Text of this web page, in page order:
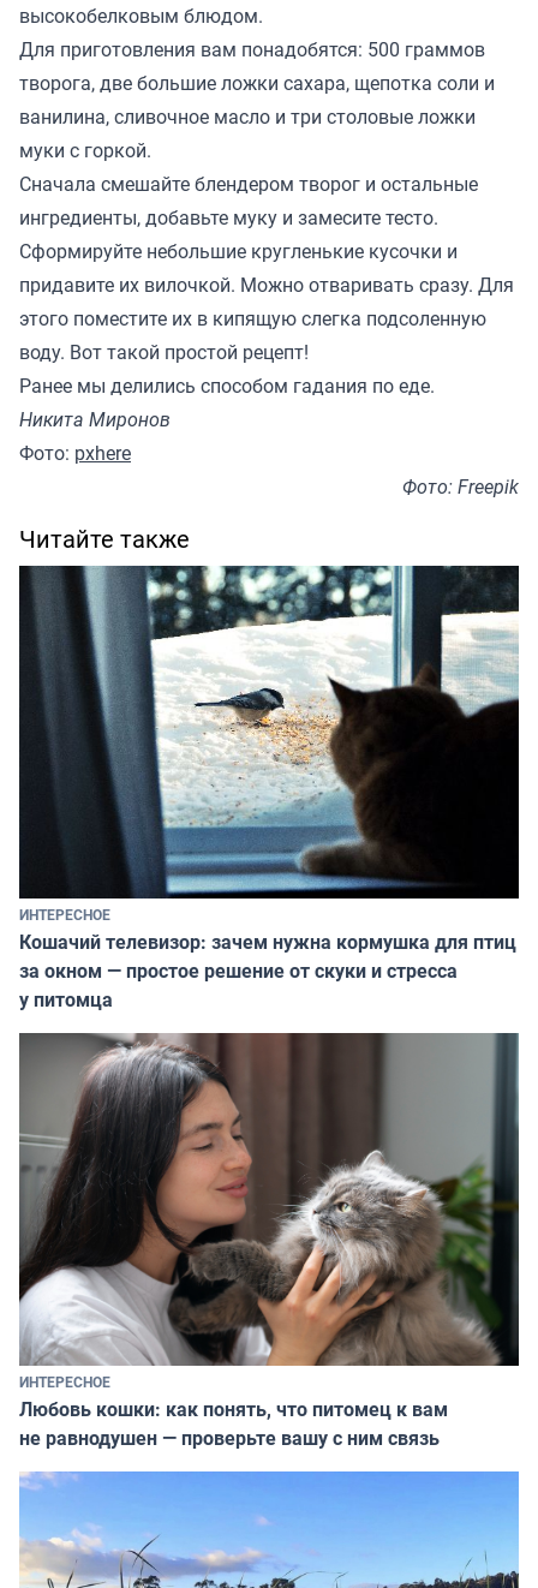
высокобелковым блюдом.
Для приготовления вам понадобятся: 500 граммов
творога, две большие ложки сахара, щепотка соли и
ванилина, сливочное масло и три столовые ложки
муки с горкой.
Сначала смешайте блендером творог и остальные
ингредиенты, добавьте муку и замесите тесто.
Сформируйте небольшие кругленькие кусочки и
придавите их вилочкой. Можно отваривать сразу. Для
этого поместите их в кипящую слегка подсоленную
воду. Вот такой простой рецепт!
Ранее мы делились способом гадания по еде.
Никита Миронов
Фото: pxhere
Фото: Freepik
Читайте также
ИНТЕРЕСНОЕ
Кошачий телевизор: зачем нужна кормушка для птиц
за окном — простое решение от скуки и стресса
у питомца
ИНТЕРЕСНОЕ
Любовь кошки: как понять, что питомец к вам
не равнодушен — проверьте вашу с ним связь